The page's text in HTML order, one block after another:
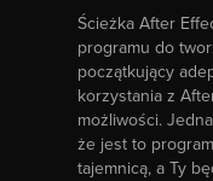
Ścieżka After
programu do
początkujący
korzystania z
możliwości.
że jest to
tajemnicą, a Ty